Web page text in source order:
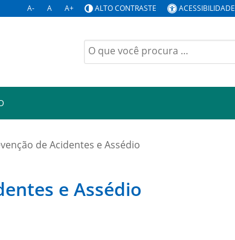
A- A A+ ALTO CONTRASTE ACESSIBILIDADE
Buscar
por:
de Acidentes e Assédio
e Assédio